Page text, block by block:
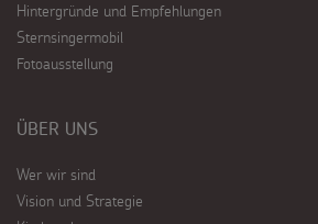
Hintergründe und Empfehlungen
Sternsingermobil
Fotoausstellung
ÜBER UNS
Wer wir sind
Vision und Strategie